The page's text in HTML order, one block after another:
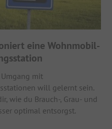
eine Wohnmobil-
mit
will gelernt sein.
wie du Brauch-, Grau- und
optimal entsorgst.